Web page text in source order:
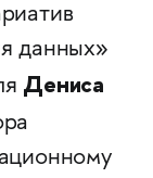
данных»
Дениса